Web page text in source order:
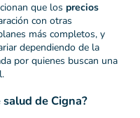
que los precios
con otras
más completos, y
dependiendo de la
por quienes buscan una
de Cigna?